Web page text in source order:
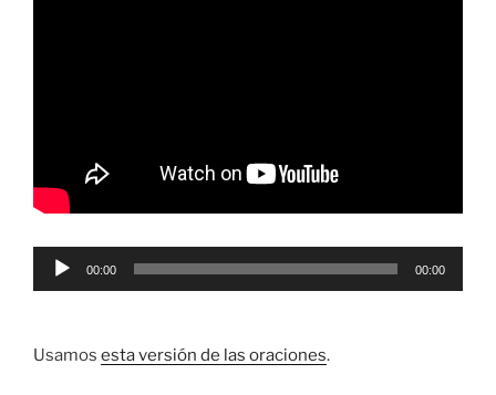
Reproductor
00:00 00:00
Usamos esta versión de las oraciones.